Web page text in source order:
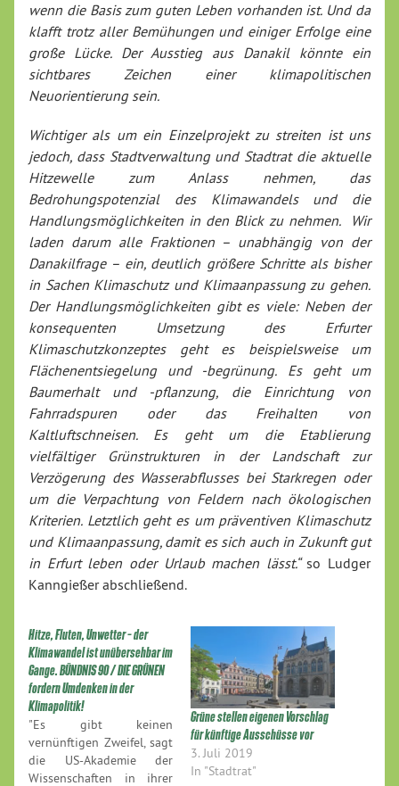
wenn die Basis zum guten Leben vorhanden ist. Und da
klafft trotz aller Bemühungen und einiger Erfolge eine
große Lücke. Der Ausstieg aus Danakil könnte ein
sichtbares Zeichen einer klimapolitischen
Neuorientierung sein.
Wichtiger als um ein Einzelprojekt zu streiten ist uns
jedoch, dass Stadtverwaltung und Stadtrat die aktuelle
Hitzewelle zum Anlass nehmen, das
Bedrohungspotenzial des Klimawandels und die
Handlungsmöglichkeiten in den Blick zu nehmen. Wir
laden darum alle Fraktionen – unabhängig von der
Danakilfrage – ein, deutlich größere Schritte als bisher
in Sachen Klimaschutz und Klimaanpassung zu gehen.
Der Handlungsmöglichkeiten gibt es viele: Neben der
konsequenten Umsetzung des Erfurter
Klimaschutzkonzeptes geht es beispielsweise um
Flächenentsiegelung und -begrünung. Es geht um
Baumerhalt und -pflanzung, die Einrichtung von
Fahrradspuren oder das Freihalten von
Kaltluftschneisen. Es geht um die Etablierung
vielfältiger Grünstrukturen in der Landschaft zur
Verzögerung des Wasserabflusses bei Starkregen oder
um die Verpachtung von Feldern nach ökologischen
Kriterien. Letztlich geht es um präventiven Klimaschutz
und Klimaanpassung, damit es sich auch in Zukunft gut
in Erfurt leben oder Urlaub machen lässt.“so Ludger
Kanngießer abschließend.
Hitze, Fluten, Unwetter – der
Klimawandel ist unübersehbar im
Gange. BÜNDNIS 90 / DIE GRÜNEN
fordern Umdenken in der
Klimapolitik!
"Es gibt keinen
vernünftigen Zweifel, sagt
die US-Akademie der
Wissenschaften in ihrer
Grüne stellen eigenen Vorschlag
für künftige Ausschüsse vor
3. Juli 2019
In "Stadtrat"